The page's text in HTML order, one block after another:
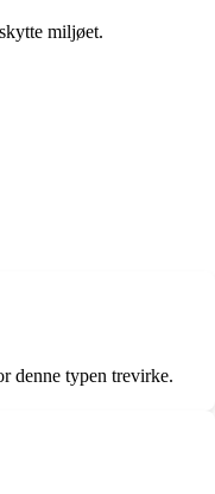
miljøet.
denne typen trevirke.